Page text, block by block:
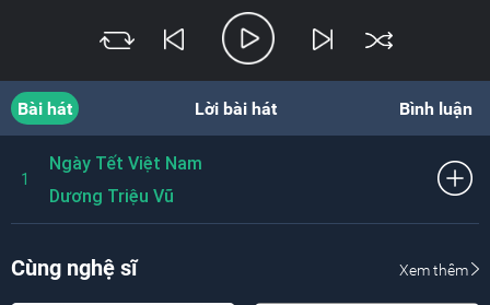
Bài hát Lời bài hát Bình luận
1
Ngày Tết Việt Nam
Dương Triệu Vũ
Cùng nghệ sĩ Xem thêm